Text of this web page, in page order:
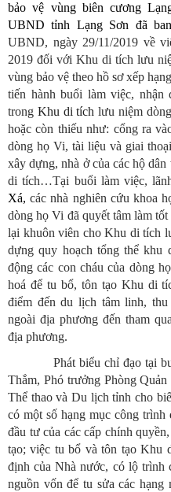
bảo vệ vùng biên cương
UBND tỉnh Lạng Sơn đã
UBND, ngày 29/11/2019 về
2019 đối với Khu di tích lưu
vùng bảo vệ theo hồ sơ xếp
tiến hành buổi làm việc, nhận
trong Khu di tíchlưu niệm
hoặc còn thiếu như: cổng ra
dòng họ Vi, tài liệu và giai
xây dựng, nhà ở của các hộ
di tích…Tại buổi làm việc,
Xá,các nhà nghiên cứu khoa
dòng họ Vi đã quyết tâm làm
lại khuôn viên cho Khu di tích
dựng quy hoạch tổng thể khu
động các con cháu của dòng
hoá để tu bổ, tôn tạoKhu di
điểm đến du lịch tâm linh,
ngoài địa phương đến tham
địa phương.
Phát biểu chỉ đạo tại
Thắm, Phó trưởng Phòng
Thể thao và Du lịch tỉnh cho
có một số hạng mục công trình
đầu tư của các cấp chính
tạo; việc tu bổ và tôn tạo Khu
định của Nhà nước, có lộ trình
nguồn vốn để tu sửa các hạng